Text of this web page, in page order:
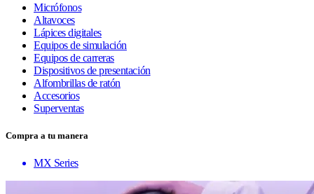
Micrófonos
Altavoces
Lápices digitales
Equipos de simulación
Equipos de carreras
Dispositivos de presentación
Alfombrillas de ratón
Accesorios
Superventas
Compra a tu manera
MX Series